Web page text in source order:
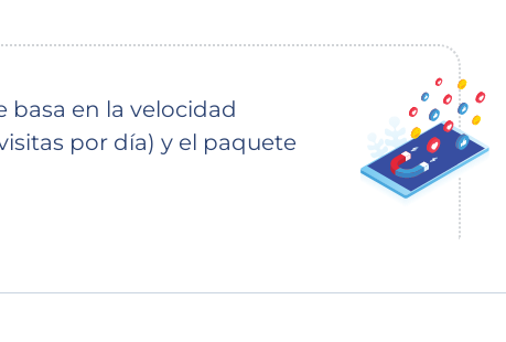
basa en la velocidad
por día) y el paquete